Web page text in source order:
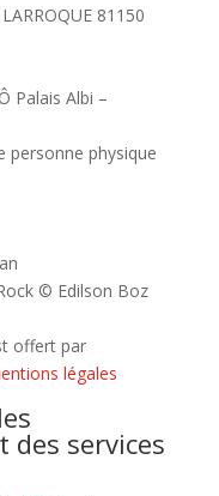
81150
Palais Albi –
personne physique
© Edilson Boz
offert par
légales
des services